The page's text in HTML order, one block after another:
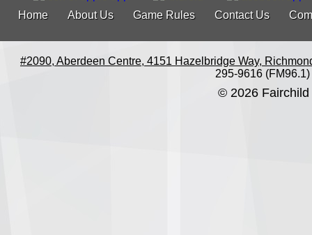
Home About Us Game Rules Contact Us
#2090, Aberdeen Centre, 4151 Hazelbridge Way,
295-9616 (FM96.1)
© 2026 Fairchild